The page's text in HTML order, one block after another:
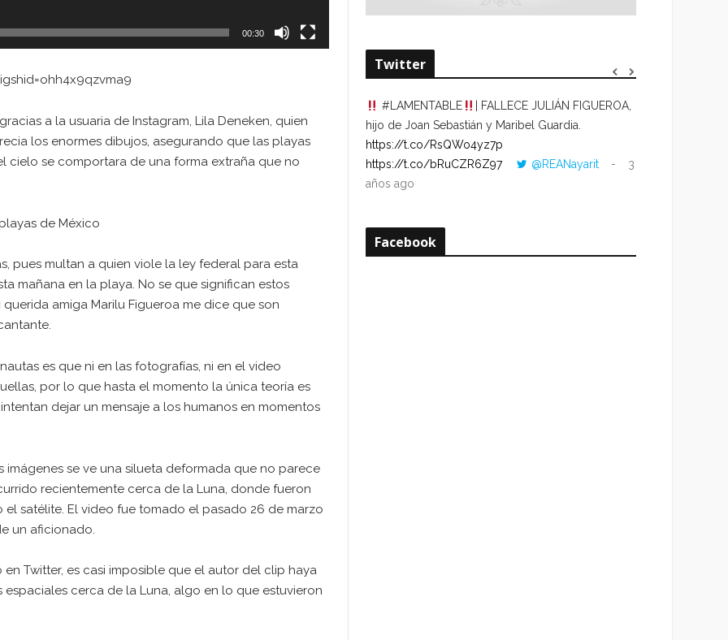
00:30
a la usuaria de Instagram, Lila Deneken, quien
los enormes dibujos, asegurando que las playas
cielo se comportara de una forma extraña que no
de México
pues multan a quien viole la ley federal para esta
mañana en la playa. No se que significan estos
amiga Marilu Figueroa me dice que son
es que ni en las fotografías, ni en el video
por lo que hasta el momento la única teoría es
dejar un mensaje a los humanos en momentos
se ve una silueta deformada que no parece
recientemente cerca de la Luna, donde fueron
satélite. El video fue tomado el pasado 26 de marzo
un aficionado.
Twitter, es casi imposible que el autor del clip haya
cerca de la Luna, algo en lo que estuvieron
Twitter
#LAMENTABLE
| FALLECE JULIÁN FIGUEROA,
hijo de Joan Sebastián y Maribel Guardia.
https://t.co/RsQWo4yz7p
https://t.co/bRuCZR6Z97
@REANayarit
3
años ago
Facebook